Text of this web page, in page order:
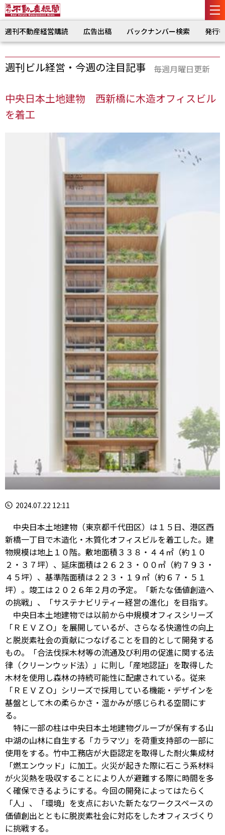
週刊不動産経営購読 広告出稿 バックナンバー検索 発行
週刊ビル経営・今週の注目記事 毎週月曜日更新
中央日本土地建物 西新橋に木造オフィスビル
を着工
2024.07.22 12:11
中央日本土地建物（東京都千代田区）は１５日、港区西
新橋一丁目で木造化・木質化オフィスビルを着工した。建
物規模は地上１０階。敷地面積３３８・４４㎡（約１０
２・３７坪）、延床面積は２６２３・００㎡（約７９３・
４５坪）、基準階面積は２２３・１９㎡（約６７・５１
坪）。竣工は２０２６年２月の予定。「新たな価値創造へ
の挑戦」、「サステナビリティー経営の進化」を目指す。
中央日本土地建物では以前から中規模オフィスシリーズ
「ＲＥＶＺＯ」を展開しているが、さらなる快適性の向上
と脱炭素社会の貢献につなげることを目的として開発する
もの。「合法伐採木材等の流通及び利用の促進に関する法
律（クリーンウッド法）」に則し「産地認証」を取得した
木材を使用し森林の持続可能性に配慮されている。従来
「ＲＥＶＺＯ」シリーズで採用している機能・デザインを
基盤として木の柔らかさ・温かみが感じられる空間にす
る。
特に一部の柱は中央日本土地建物グループが保有する山
中湖の山林に自生する「カラマツ」を荷重支持部の一部に
使用をする。竹中工務店が大臣認定を取得した耐火集成材
「燃エンウッド」に加工。火災が起きた際に石こう系材料
が火災熱を吸収することにより人が避難する際に時間を多
く確保できるようにする。今回の開発によってはたらく
「人」、「環境」を支点においた新たなワークスペースの
価値創出とともに脱炭素社会に対応をしたオフィスづくり
に挑戦する。